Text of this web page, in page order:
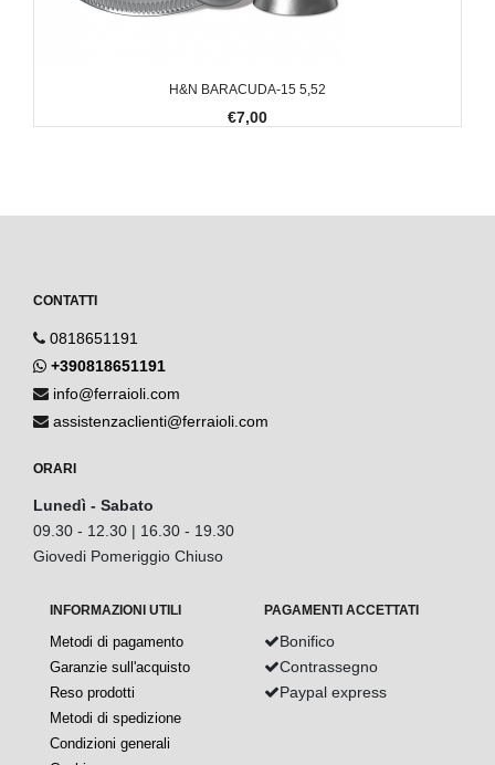
H&N BARACUDA-15 5,52
€7,00
CONTATTI
0818651191
+390818651191
info@ferraioli.com
assistenzaclienti@ferraioli.com
ORARI
Lunedì - Sabato
09.30 - 12.30 | 16.30 - 19.30
Giovedi Pomeriggio Chiuso
INFORMAZIONI UTILI
Metodi di pagamento
Garanzie sull'acquisto
Reso prodotti
Metodi di spedizione
Condizioni generali
PAGAMENTI ACCETTATI
Bonifico
Contrassegno
Paypal express